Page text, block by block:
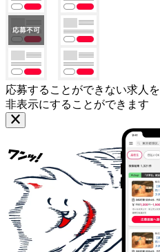
応募することができない求人を
非表示にすることができます